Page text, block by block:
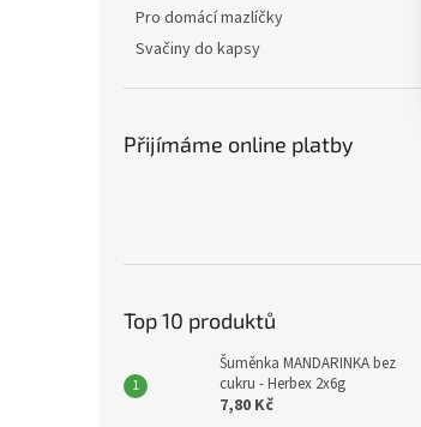
Pro domácí mazlíčky
Svačiny do kapsy
Přijímáme online platby
Top 10 produktů
Šuměnka MANDARINKA bez
cukru - Herbex 2x6g
7,80 Kč